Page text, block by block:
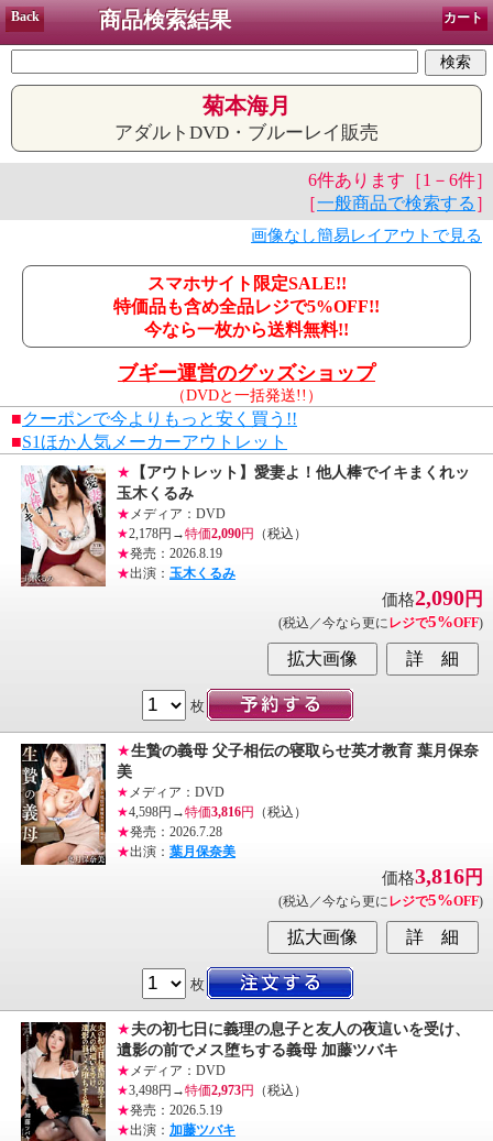
Back 商品検索結果 カート
菊本海月
アダルトDVD・ブルーレイ販売
6件あります［1－6件］
［一般商品で検索する ］
画像なし簡易レイアウトで見る
スマホサイト限定SALE!!
特価品も含め全品レジで5%OFF!!
今なら一枚から送料無料!!
ブギー運営のグッズショップ
（DVDと一括発送!!）
■クーポンで今よりもっと安く買う!!
■S1ほか人気メーカーアウトレット
★ 【アウトレット】愛妻よ！他人棒でイキまくれッ
玉木くるみ
★ メディア：DVD
★2,178円→特価2,090円
（税込）
★発売：2026.8.19
★出演： 玉木くるみ
価格2,090円
(税込／今なら更に レジで5%OFF)
枚
★生贄の義母 父子相伝の寝取らせ英才教育 葉月保奈
美
★ メディア：DVD
★4,598円→特価3,816円
（税込）
★発売：2026.7.28
★出演： 葉月保奈美
価格3,816円
(税込／今なら更に レジで5%OFF)
枚
★夫の初七日に義理の息子と友人の夜這いを受け、
遺影の前でメス堕ちする義母 加藤ツバキ
★ メディア：DVD
★3,498円→特価2,973円
（税込）
★発売：2026.5.19
★出演： 加藤ツバキ